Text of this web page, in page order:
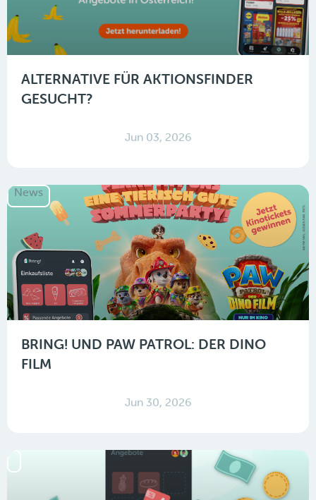
ALTERNATIVE FÜR AKTIONSFINDER
GESUCHT?
Jun 03, 2026
News
BRING! UND PAW PATROL: DER DINO
FILM
Jun 30, 2026